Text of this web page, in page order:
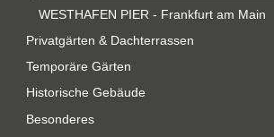
WESTHAFEN PIER - Frankfurt am Main
Privatgärten & Dachterrassen
Temporäre Gärten
Historische Gebäude
Besonderes